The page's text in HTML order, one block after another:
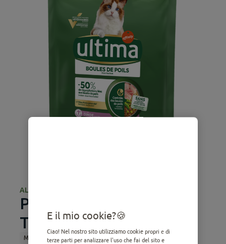
ALIMENTO SECCO
Palline di pelo con
Tacchino
Medio Adulto Alimento Secco
Sterilizzato
E il mio cookie?
Ciao! Nel nostro sito utilizziamo cookie propri e di
terze parti per analizzare l'uso che fai del sito e